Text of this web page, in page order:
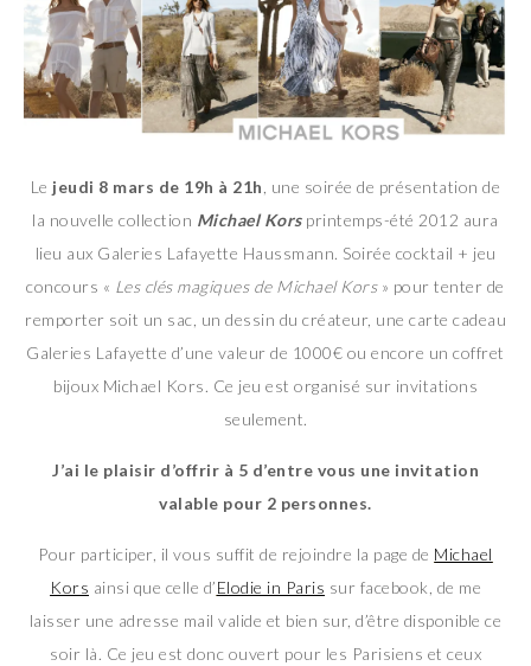
Le jeudi 8 mars de 19h à 21h , une soirée de présentation de
la nouvelle collection Michael Korsprintemps-été 2012 aura
lieu aux Galeries Lafayette Haussmann. Soirée cocktail + jeu
concours « Les clés magiques de Michael Kors» pour tenter de
remporter soit un sac, un dessin du créateur, une carte cadeau
Galeries Lafayette d’une valeur de 1000€ ou encore un coffret
bijoux Michael Kors. Ce jeu est organisé sur invitations
seulement.
J’ai le plaisir d’offrir à 5 d’entre vous une invitation
valable pour 2 personnes.
Pour participer, il vous suffit de rejoindre la page de Michael
Kors ainsi que celle d’Elodie in Paris sur facebook, de me
laisser une adresse mail valide et bien sur, d’être disponible ce
soir là. Ce jeu est donc ouvert pour les Parisiens et ceux